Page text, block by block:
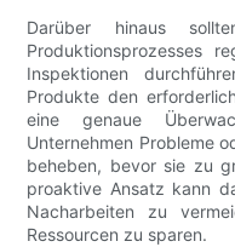
Darüber hinaus
Produktionsprozesses
Inspektionen
Produkte den
eine genaue
Unternehmen Probleme
beheben, bevor sie zu
proaktive Ansatz kann
Nacharbeiten zu
Ressourcen zu sparen.